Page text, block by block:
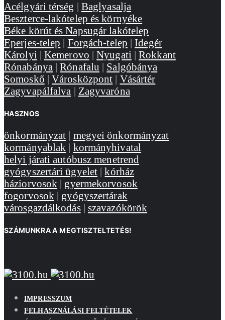
Acélgyári térség | Baglyasalja
Beszterce-lakótelep és környéke
Béke körút és Napsugár lakótelep
Eperjes-telep | Forgách-telep |Idegér
Károlyi |Kemerovo |Nyugati |Rokkant
Rónabánya |Rónafalu | Salgóbánya
Somoskő |Városközpont | Vásártér
Zagyvapálfalva | Zagyvaróna
HASZNOS
önkormányzat | megyei önkormányzat
kormányablak | kormányhivatal
helyi járati autóbusz menetrend
gyógyszertári ügyelet |kórház
háziorvosok | gyermekorvosok
fogorvosok | gyógyszertárak
városgazdálkodás| szavazókörök
SZÁMUNKRA A MEGTISZTELTETÉS!
IMPRESSZUM
FELHASZNÁLÁSI FELTÉTELEK